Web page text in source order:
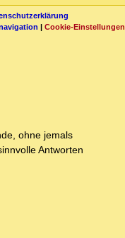
| Cookie-Einstellungen
ohne jemals
Antworten